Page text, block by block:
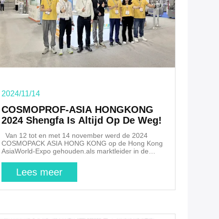
2024/11/14
COSMOPROF-ASIA HONGKONG
2024 Shengfa Is Altijd Op De Weg!
Van 12 tot en met 14 november werd de 2024
COSMOPACK ASIA HONG KONG op de Hong Kong
AsiaWorld-Expo gehouden.als marktleider in de
COSMOPACK ASIA staat bekend als de meest
opvallende B2B internationale schoonheidsbeurs in
de regio Azië-Pacific.en industrie-autoriteiten, dat
schoonheidsindustrie. Shenfa drukkerij stand 9-
Lees meer